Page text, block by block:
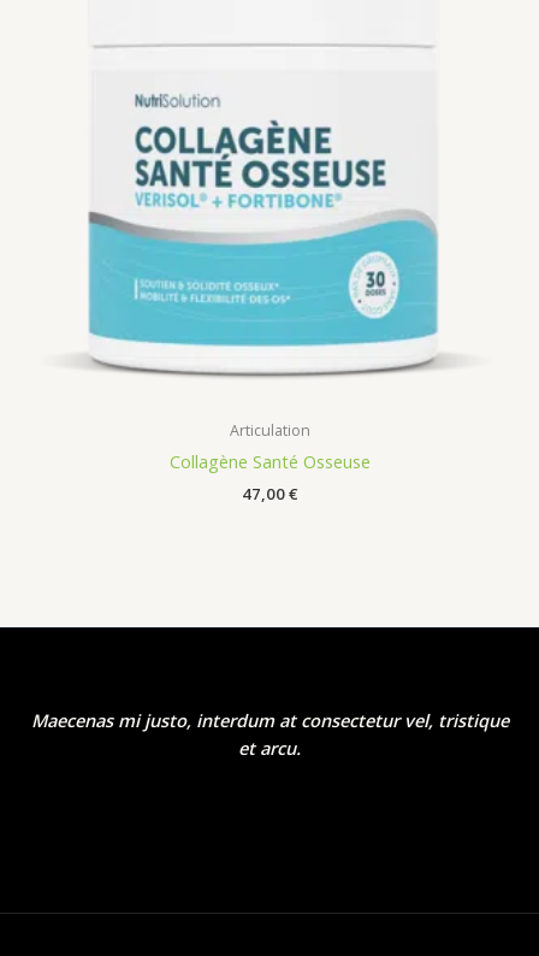
Articulation
Collagène Santé Osseuse
47,00€
Maecenas mi justo, interdum at consectetur vel, tristique
et arcu.